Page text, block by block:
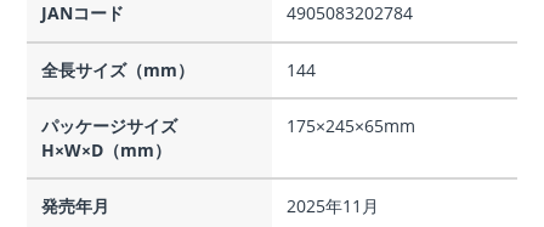
JANコード 4905083202784
全長サイズ（mm） 144
パッケージサイズ
H×W×D（mm）
175×245×65mm
発売年月 2025年11月